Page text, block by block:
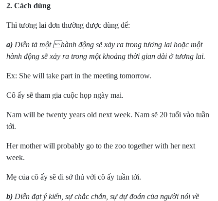
2. Cách dùng
Thì tương lai đơn thường được dùng để:
a) Diễn tả một hành động sẽ xảy ra trong tương lai hoặc một
hành động sẽ xảy ra trong một khoảng thời gian dài ở tương lai.
Ex: She will take part in the meeting tomorrow.
Cô ấy sẽ tham gia cuộc họp ngày mai.
Nam will be twenty years old next week. Nam sẽ 20 tuổi vào tuần
tới.
Her mother will probably go to the zoo together with her next
week.
Mẹ của cô ấy sẽ đi sở thú với cô ấy tuần tới.
b) Diễn đạt ý kiến, sự chắc chắn, sự dự đoán của người nói về